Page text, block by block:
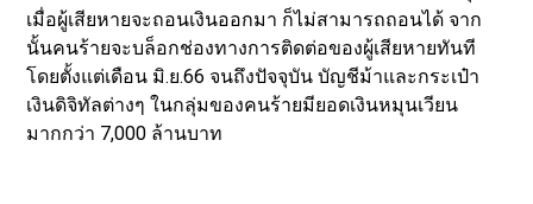
เมื่อผู้เสียหายจะถอนเงินออกมา ก็ไม่สามารถถอนได้ จาก
นั้นคนร้ายจะบล็อกช่องทางการติดต่อของผู้เสียหายทันที
โดยตั้งแต่เดือน มิ.ย.66 จนถึงปัจจุบัน บัญชีม้าและกระเป๋า
เงินดิจิทัลต่างๆ ในกลุ่มของคนร้ายมียอดเงินหมุนเวียน
มากกว่า 7,000 ล้านบาท